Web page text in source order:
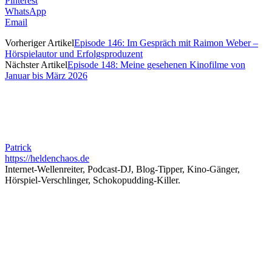
WhatsApp
Email
Vorheriger ArtikelEpisode 146: Im Gespräch mit Raimon Weber –
Hörspielautor und Erfolgsproduzent
Nächster ArtikelEpisode 148: Meine gesehenen Kinofilme von
Januar bis März 2026
Patrick
https://heldenchaos.de
Internet-Wellenreiter, Podcast-DJ, Blog-Tipper, Kino-Gänger,
Hörspiel-Verschlinger, Schokopudding-Killer.